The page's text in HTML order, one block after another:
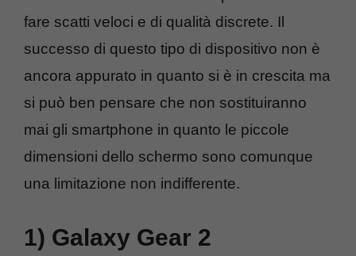
fare scatti veloci e di qualità discrete. Il
successo di questo tipo di dispositivo non è
ancora appurato in quanto si è in crescita ma
si può ben pensare che non sostituiranno
mai gli smartphone in quanto le piccole
dimensioni dello schermo sono comunque
una limitazione non indifferente.
1) Galaxy Gear 2